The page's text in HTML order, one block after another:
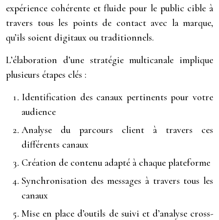
expérience cohérente et fluide pour le public cible à
travers tous les points de contact avec la marque,
qu’ils soient digitaux ou traditionnels.
L’élaboration d’une stratégie multicanale implique
plusieurs étapes clés :
Identification des canaux pertinents pour votre
audience
Analyse du parcours client à travers ces
différents canaux
Création de contenu adapté à chaque plateforme
Synchronisation des messages à travers tous les
canaux
Mise en place d’outils de suivi et d’analyse cross-